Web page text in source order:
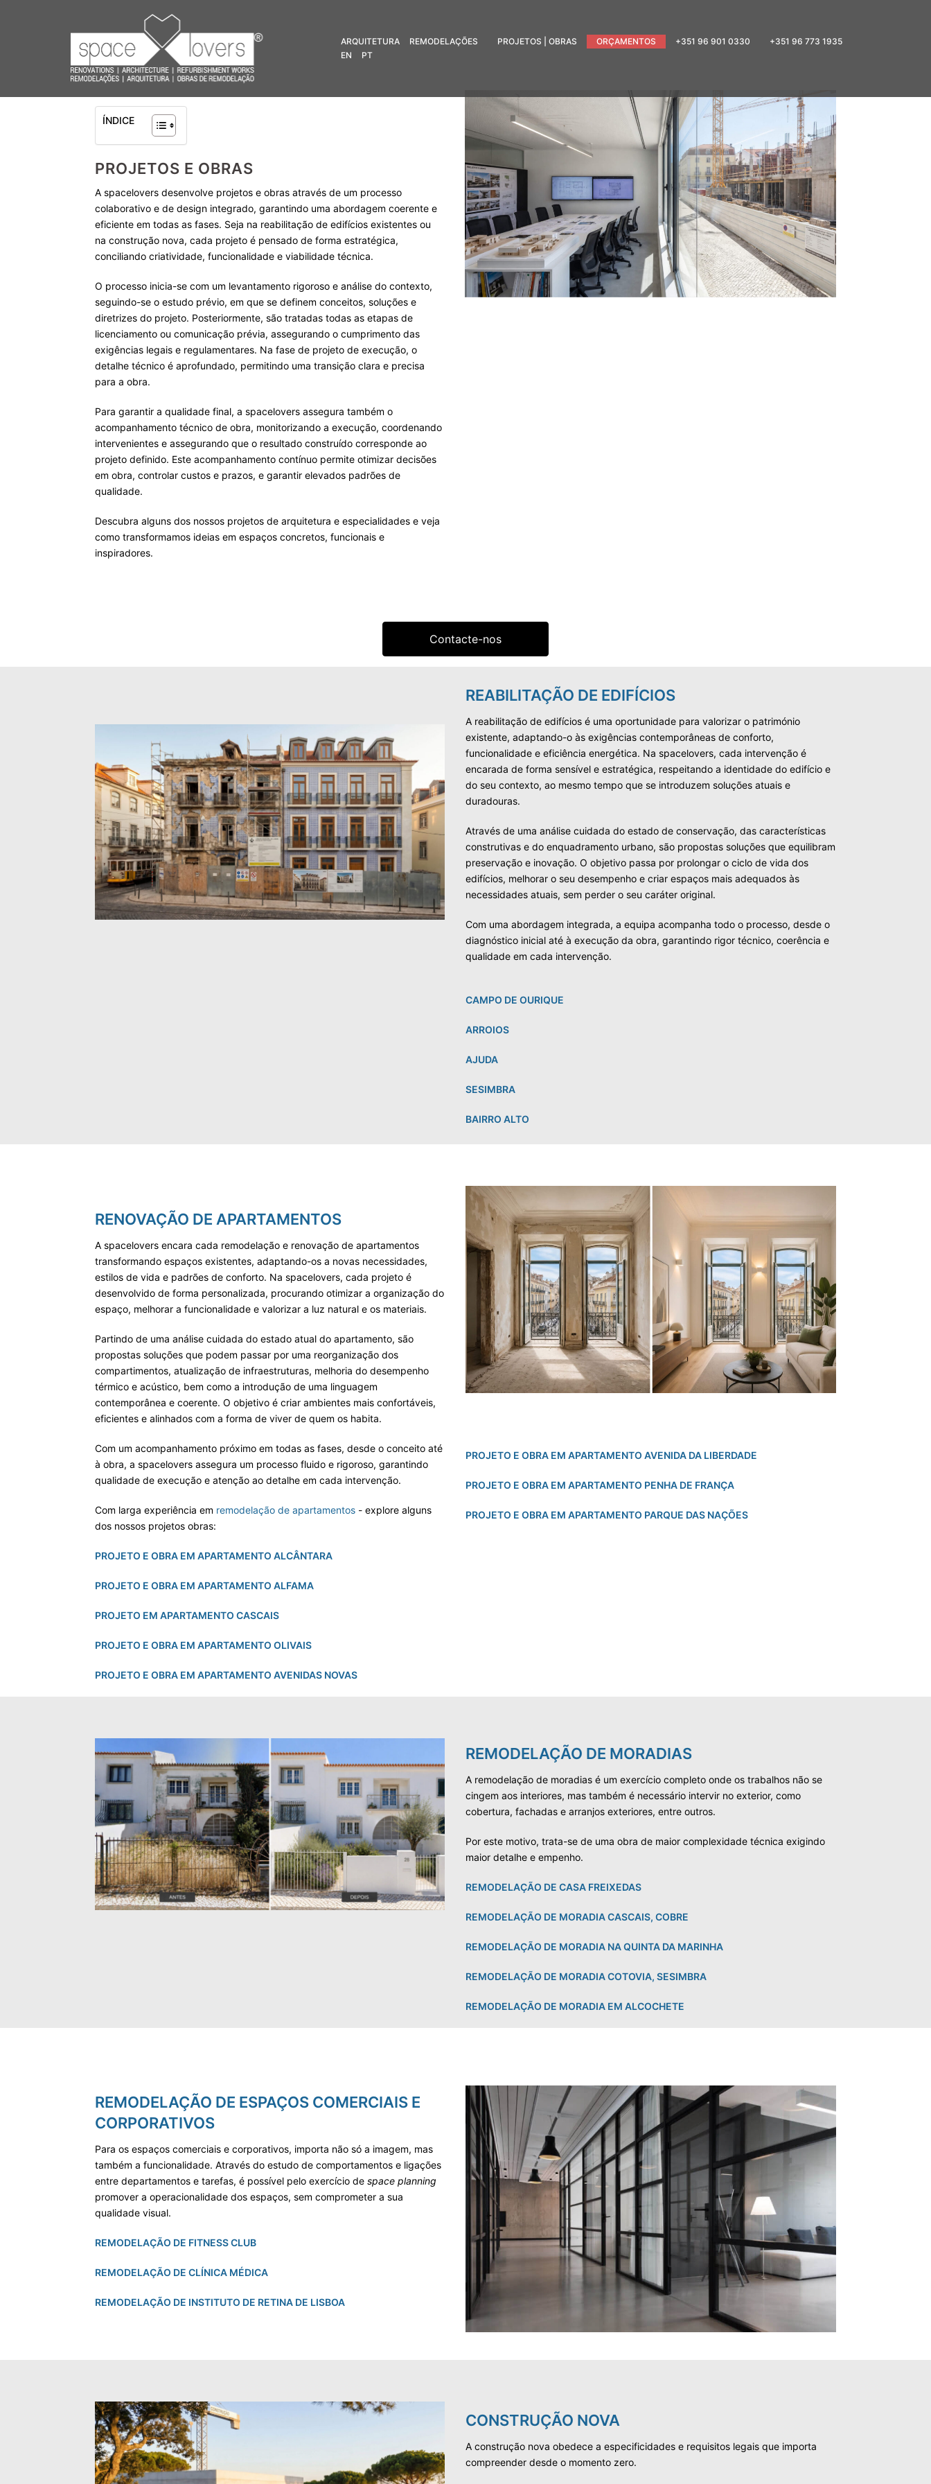
ARQUITETURA REMODELAÇÕES PROJETOS | OBRAS ORÇAMENTOS +351 96 901 0330
+351 96 773 1935
EN
PT
ÍNDICE
PROJETOS E OBRAS
A spacelovers desenvolve projetos e obras através de um processo
colaborativo e de design integrado, garantindo uma abordagem coerente e
eficiente em todas as fases. Seja na reabilitação de edifícios existentes ou
na construção nova, cada projeto é pensado de forma estratégica,
conciliando criatividade, funcionalidade e viabilidade técnica.
O processo inicia-se com um levantamento rigoroso e análise do contexto,
seguindo-se o estudo prévio, em que se definem conceitos, soluções e
diretrizes do projeto. Posteriormente, são tratadas todas as etapas de
licenciamento ou comunicação prévia, assegurando o cumprimento das
exigências legais e regulamentares. Na fase de projeto de execução, o
detalhe técnico é aprofundado, permitindo uma transição clara e precisa
para a obra.
Para garantir a qualidade final, a spacelovers assegura também o
acompanhamento técnico de obra, monitorizando a execução, coordenando
intervenientes e assegurando que o resultado construído corresponde ao
projeto definido. Este acompanhamento contínuo permite otimizar decisões
em obra, controlar custos e prazos, e garantir elevados padrões de
qualidade.
Descubra alguns dos nossos projetos de arquitetura e especialidades e veja
como transformamos ideias em espaços concretos, funcionais e
inspiradores.
Contacte-nos
REABILITAÇÃO DE EDIFÍCIOS
A reabilitação de edifícios é uma oportunidade para valorizar o património
existente, adaptando-o às exigências contemporâneas de conforto,
funcionalidade e eficiência energética. Na spacelovers, cada intervenção é
encarada de forma sensível e estratégica, respeitando a identidade do edifício e
do seu contexto, ao mesmo tempo que se introduzem soluções atuais e
duradouras.
Através de uma análise cuidada do estado de conservação, das características
construtivas e do enquadramento urbano, são propostas soluções que equilibram
preservação e inovação. O objetivo passa por prolongar o ciclo de vida dos
edifícios, melhorar o seu desempenho e criar espaços mais adequados às
necessidades atuais, sem perder o seu caráter original.
Com uma abordagem integrada, a equipa acompanha todo o processo, desde o
diagnóstico inicial até à execução da obra, garantindo rigor técnico, coerência e
qualidade em cada intervenção.
CAMPO DE OURIQUE
ARROIOS
AJUDA
SESIMBRA
BAIRRO ALTO
RENOVAÇÃO DE APARTAMENTOS
A spacelovers encara cada remodelação e renovação de apartamentos
transformando espaços existentes, adaptando-os a novas necessidades,
estilos de vida e padrões de conforto. Na spacelovers, cada projeto é
desenvolvido de forma personalizada, procurando otimizar a organização do
espaço, melhorar a funcionalidade e valorizar a luz natural e os materiais.
Partindo de uma análise cuidada do estado atual do apartamento, são
propostas soluções que podem passar por uma reorganização dos
compartimentos, atualização de infraestruturas, melhoria do desempenho
térmico e acústico, bem como a introdução de uma linguagem
contemporânea e coerente. O objetivo é criar ambientes mais confortáveis,
eficientes e alinhados com a forma de viver de quem os habita.
Com um acompanhamento próximo em todas as fases, desde o conceito até
à obra, a spacelovers assegura um processo fluido e rigoroso, garantindo
qualidade de execução e atenção ao detalhe em cada intervenção.
Com larga experiência em remodelação de apartamentos - explore alguns
dos nossos projetos obras:
PROJETO E OBRA EM APARTAMENTO ALCÂNTARA
PROJETO E OBRA EM APARTAMENTO ALFAMA
PROJETO EM APARTAMENTO CASCAIS
PROJETO E OBRA EM APARTAMENTO OLIVAIS
PROJETO E OBRA EM APARTAMENTO AVENIDAS NOVAS
PROJETO E OBRA EM APARTAMENTO AVENIDA DA LIBERDADE
PROJETO E OBRA EM APARTAMENTO PENHA DE FRANÇA
PROJETO E OBRA EM APARTAMENTO PARQUE DAS NAÇÕES
REMODELAÇÃO DE MORADIAS
A remodelação de moradias é um exercício completo onde os trabalhos não se
cingem aos interiores, mas também é necessário intervir no exterior, como
cobertura, fachadas e arranjos exteriores, entre outros.
Por este motivo, trata-se de uma obra de maior complexidade técnica exigindo
maior detalhe e empenho.
REMODELAÇÃO DE CASA FREIXEDAS
REMODELAÇÃO DE MORADIA CASCAIS, COBRE
REMODELAÇÃO DE MORADIA NA QUINTA DA MARINHA
REMODELAÇÃO DE MORADIA COTOVIA, SESIMBRA
REMODELAÇÃO DE MORADIA EM ALCOCHETE
REMODELAÇÃO DE ESPAÇOS COMERCIAIS E
CORPORATIVOS
Para os espaços comerciais e corporativos, importa não só a imagem, mas
também a funcionalidade. Através do estudo de comportamentos e ligações
entre departamentos e tarefas, é possível pelo exercício despace planning
promover a operacionalidade dos espaços, sem comprometer a sua
qualidade visual.
REMODELAÇÃO DE FITNESS CLUB
REMODELAÇÃO DE CLÍNICA MÉDICA
REMODELAÇÃO DE INSTITUTO DE RETINA DE LISBOA
CONSTRUÇÃO NOVA
A construção nova obedece a especificidades e requisitos legais que importa
compreender desde o momento zero.